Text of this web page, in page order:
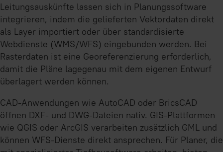
Leitungsauskünfte lassen sich in Planungssoftware
integrieren, indem die gelieferten Vektordaten direkt
als Layer importiert oder über standardisierte
Webdienste (WMS/WFS) eingebunden werden. Bei
Rasterdaten ist eine Georeferenzierung erforderlich,
damit die Pläne lagegenau mit dem eigenen Entwurf
überlagert werden können.
CAD-Anwendungen wie AutoCAD oder BricsCAD
öffnen DXF- und DWG-Dateien nativ. GIS-Plattformen
wie QGIS oder ArcGIS verarbeiten zusätzlich GML und
können WFS-Dienste direkt ansprechen. Für Planer, die